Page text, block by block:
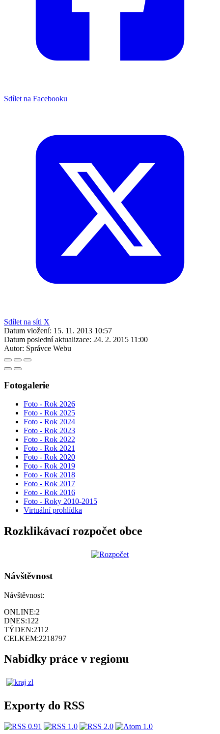
Sdílet na Facebooku
Sdílet na síti X
Datum vložení: 15. 11. 2013 10:57
Datum poslední aktualizace: 24. 2. 2015 11:00
Autor: Správce Webu
Fotogalerie
Foto - Rok 2026
Foto - Rok 2025
Foto - Rok 2024
Foto - Rok 2023
Foto - Rok 2022
Foto - Rok 2021
Foto - Rok 2020
Foto - Rok 2019
Foto - Rok 2018
Foto - Rok 2017
Foto - Rok 2016
Foto - Roky 2010-2015
Virtuální prohlídka
Rozklikávací rozpočet obce
Návštěvnost
Návštěvnost:
ONLINE:2
DNES:122
TÝDEN:2112
CELKEM:2218797
Nabídky práce v regionu
Exporty do RSS